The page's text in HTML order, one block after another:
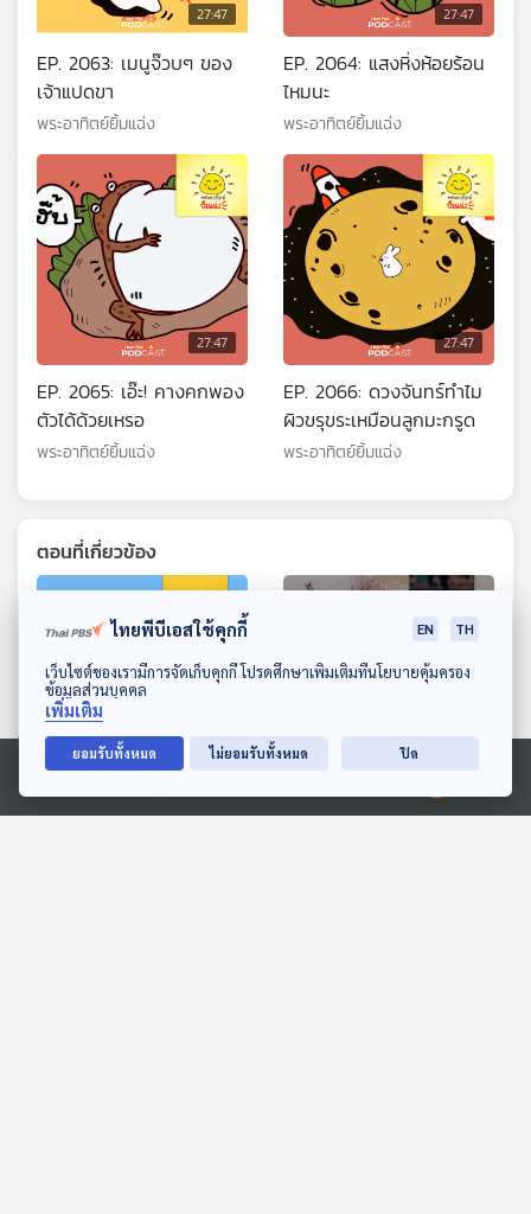
ดาวน์โหลด Thai PBS Podcast Application
Ⓒ 2020 องค์การกระจายเสียงและแพร่ภาพสาธารณะแห่งประเทศไทย
27:47
EP. 2063: เมนูจ๊วบๆ ของ
เจ้าแปดขา
พระอาทิตย์ยิ้มแฉ่ง
27:47
EP. 2064: แสงหิ่งห้อยร้อน
ไหมนะ
พระอาทิตย์ยิ้มแฉ่ง
27:47
EP. 2065: เอ๊ะ! คางคกพอง
ตัวได้ด้วยเหรอ
พระอาทิตย์ยิ้มแฉ่ง
27:47
EP. 2066: ดวงจันทร์ทำไม
ผิวขรุขระเหมือนลูกมะกรูด
พระอาทิตย์ยิ้มแฉ่ง
ตอนที่เกี่ยวข้อง
27:47
EP. 216: ตัวอะไรตั้งท้องนาน
EP. 5: ล่องไพร เทวรูปชาว
ไทยพีบีเอสใช้คุกกี้ EN TH
เว็บไซต์ของเรามีการจัดเก็บคุกกี้ โปรดศึกษาเพิ่มเติมที่นโยบายคุ้มครอง
ข้อมูลส่วนบุคคล
เพิ่มเติม
ยอมรับทั้งหมด ไม่ยอมรับทั้งหมด ปิด